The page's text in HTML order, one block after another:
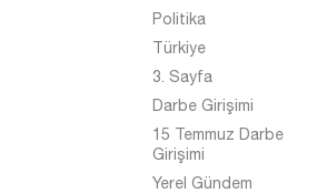
Burdur
Bursa
Çanakkale
Çankırı
Çorum
Politika
Türkiye
3. Sayfa
Darbe Girişimi
15 Temmuz Darbe
Girişimi
Yerel Gündem